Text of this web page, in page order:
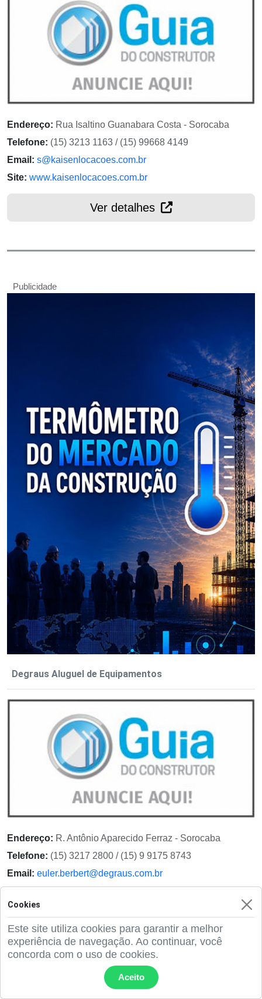
Endereço: Rua Isaltino Guanabara Costa - Sorocaba
Telefone: (15) 3213 1163 / (15) 99668 4149
Email: s@kaisenlocacoes.com.br
Site: www.kaisenlocacoes.com.br
Ver detalhes
Publicidade
Degraus Aluguel de Equipamentos
Endereço: R. Antônio Aparecido Ferraz - Sorocaba
Telefone: (15) 3217 2800 / (15) 9 9175 8743
Email: euler.berbert@degraus.com.br
Ver detalhes
Cookies
Este site utiliza cookies para garantir a melhor
experiência de navegação. Ao continuar, você
concorda com o uso de cookies.
Aceito